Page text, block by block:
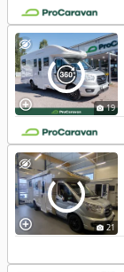
19
21